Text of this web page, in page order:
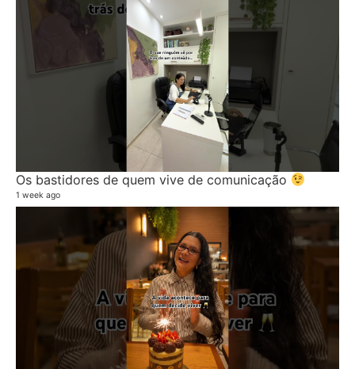
Os bastidores de quem vive de comunicação
1 week ago